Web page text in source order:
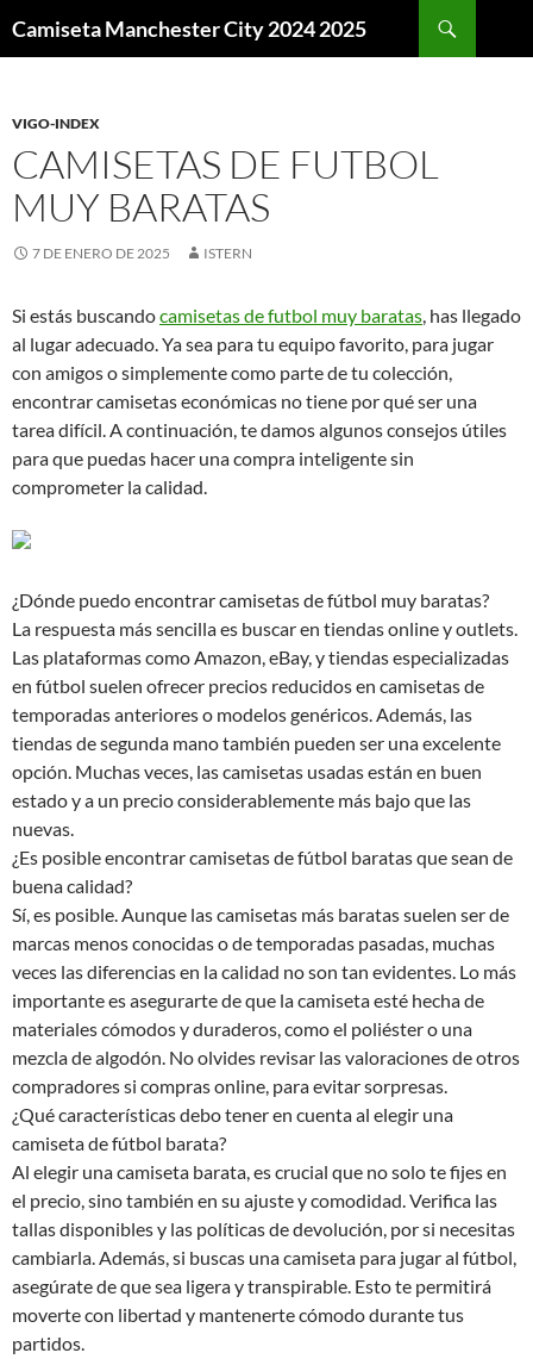
Camiseta Manchester City 2024 2025
VIGO-INDEX
CAMISETAS DE FUTBOL
MUY BARATAS
7 DE ENERO DE 2025 ISTERN
Si estás buscandocamisetas de futbol muy baratas, has llegado
al lugar adecuado. Ya sea para tu equipo favorito, para jugar
con amigos o simplemente como parte de tu colección,
encontrar camisetas económicas no tiene por qué ser una
tarea difícil. A continuación, te damos algunos consejos útiles
para que puedas hacer una compra inteligente sin
comprometer la calidad.
¿Dónde puedo encontrar camisetas de fútbol muy baratas?
La respuesta más sencilla es buscar en tiendas online y outlets.
Las plataformas como Amazon, eBay, y tiendas especializadas
en fútbol suelen ofrecer precios reducidos en camisetas de
temporadas anteriores o modelos genéricos. Además, las
tiendas de segunda mano también pueden ser una excelente
opción. Muchas veces, las camisetas usadas están en buen
estado y a un precio considerablemente más bajo que las
nuevas.
¿Es posible encontrar camisetas de fútbol baratas que sean de
buena calidad?
Sí, es posible. Aunque las camisetas más baratas suelen ser de
marcas menos conocidas o de temporadas pasadas, muchas
veces las diferencias en la calidad no son tan evidentes. Lo más
importante es asegurarte de que la camiseta esté hecha de
materiales cómodos y duraderos, como el poliéster o una
mezcla de algodón. No olvides revisar las valoraciones de otros
compradores si compras online, para evitar sorpresas.
¿Qué características debo tener en cuenta al elegir una
camiseta de fútbol barata?
Al elegir una camiseta barata, es crucial que no solo te fijes en
el precio, sino también en su ajuste y comodidad. Verifica las
tallas disponibles y las políticas de devolución, por si necesitas
cambiarla. Además, si buscas una camiseta para jugar al fútbol,
asegúrate de que sea ligera y transpirable. Esto te permitirá
moverte con libertad y mantenerte cómodo durante tus
partidos.